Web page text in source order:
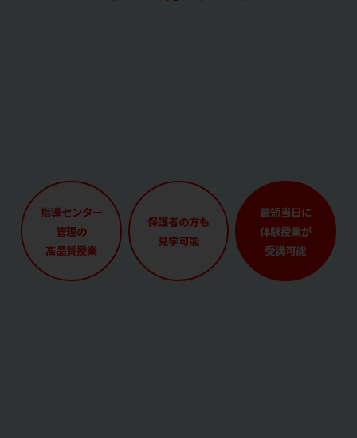
指導センター
管理の
高品質授業
保護者の方も
見学可能
最短当日に
体験授業が
受講可能